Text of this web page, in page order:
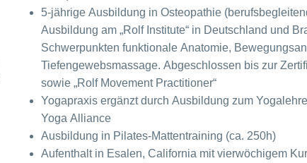
5-jährige Ausbildung in Osteopathie
Ausbildung am „Rolf Institute“ in Deutschland und
Schwerpunkten funktionale Anatomie,
Tiefengewebsmassage. Abgeschlossen bis zur
sowie „Rolf Movement Practitioner“
Yogapraxis ergänzt durch Ausbildung zum
Yoga Alliance
Ausbildung in Pilates-Mattentraining (ca. 250h)
Aufenthalt in Esalen, California mit vierwöchigem